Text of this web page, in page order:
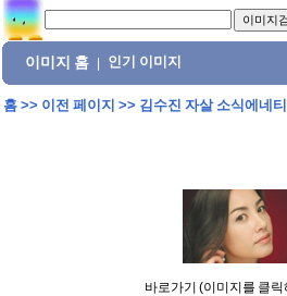
이미지 홈 인기 이미지
홈>> 이전 페이지 >> 김수진 자살 소식에네
바로가기 (이미지를 클